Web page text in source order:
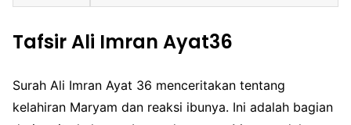
Tafsir Ali Imran Ayat36
Surah Ali Imran Ayat 36 menceritakan tentang
kelahiran Maryam dan reaksi ibunya. Ini adalah bagian